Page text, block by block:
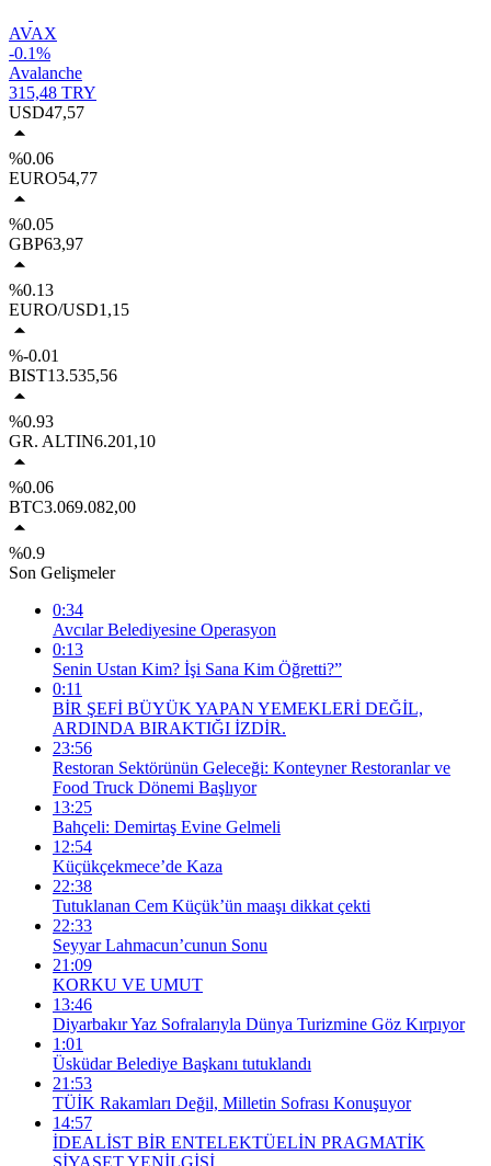
AVAX
-0.1%
Avalanche
315,48 TRY
USD47,57
%0.06
EURO54,77
%0.05
GBP63,97
%0.13
EURO/USD1,15
%-0.01
BIST13.535,56
%0.93
GR. ALTIN6.201,10
%0.06
BTC3.069.082,00
%0.9
Son Gelişmeler
0:34
Avcılar Belediyesine Operasyon
0:13
Senin Ustan Kim? İşi Sana Kim Öğretti?”
0:11
BİR ŞEFİ BÜYÜK YAPAN YEMEKLERİ DEĞİL,
ARDINDA BIRAKTIĞI İZDİR.
23:56
Restoran Sektörünün Geleceği: Konteyner Restoranlar ve
Food Truck Dönemi Başlıyor
13:25
Bahçeli: Demirtaş Evine Gelmeli
12:54
Küçükçekmece’de Kaza
22:38
Tutuklanan Cem Küçük’ün maaşı dikkat çekti
22:33
Seyyar Lahmacun’cunun Sonu
21:09
KORKU VE UMUT
13:46
Diyarbakır Yaz Sofralarıyla Dünya Turizmine Göz Kırpıyor
1:01
Üsküdar Belediye Başkanı tutuklandı
21:53
TÜİK Rakamları Değil, Milletin Sofrası Konuşuyor
14:57
İDEALİST BİR ENTELEKTÜELİN PRAGMATİK
SİYASET YENİLGİSİ